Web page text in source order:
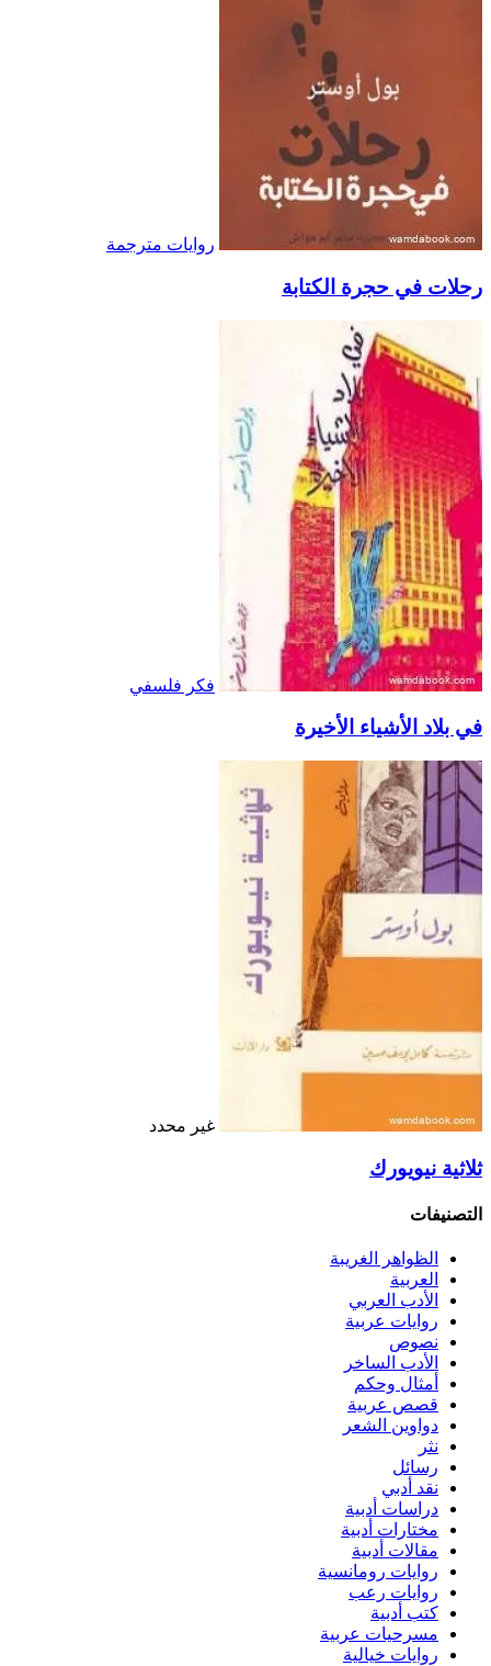
روايات مترجمة
رحلات في حجرة الكتابة
فكر فلسفي
في بلاد الأشياء الأخيرة
غير محدد
ثلاثية نيويورك
التصنيفات
الظواهر الغريبة‏
العربية
الأدب العربي
روايات عربية
نصوص
الأدب الساخر
أمثال وحكم
قصص عربية
دواوين الشعر
نثر
رسائل
نقد أدبي
دراسات أدبية
مختارات أدبية
مقالات أدبية
روايات رومانسية
روايات رعب
كتب أدبية
مسرحيات عربية
روايات خيالية